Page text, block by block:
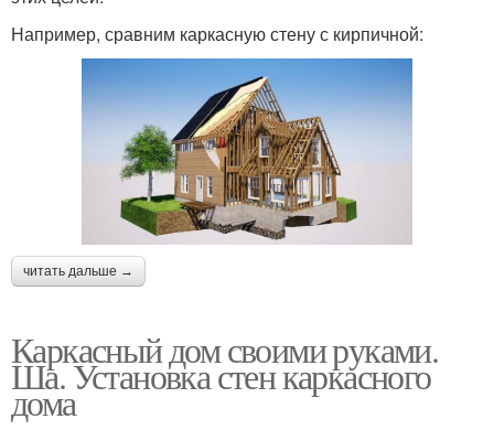
Например, сравним каркасную стену с кирпичной:
читать дальше →
Каркасный дом своими руками.
Ша. Установка стен каркасного
дома